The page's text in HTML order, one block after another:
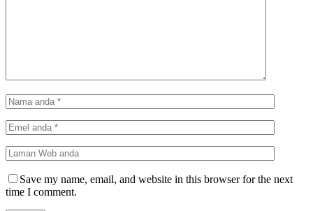
Save my name, email, and website in this browser for the next
time I comment.